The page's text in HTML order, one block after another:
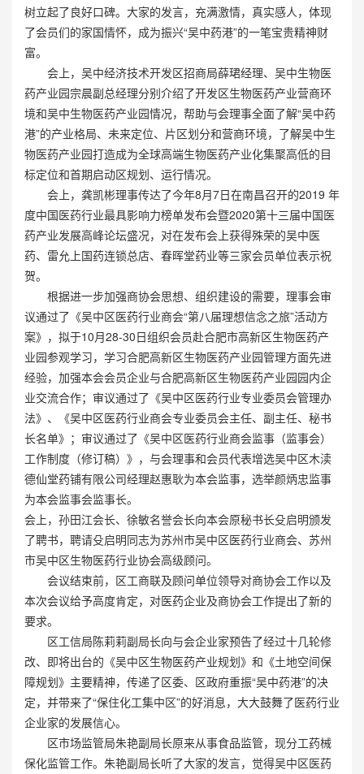
树立起了良好口碑。大家的发言，充满激情，真实感人，体现
了会员们的家国情怀，成为振兴“吴中药港”的一笔宝贵精神财
富。
会上，吴中经济技术开发区招商局薛珺经理、吴中生物医
药产业园宗晨副总经理分别介绍了开发区生物医药产业营商环
境和吴中生物医药产业园情况，帮助与会理事全面了解“吴中药
港”的产业格局、未来定位、片区划分和营商环境，了解吴中生
物医药产业园打造成为全球高端生物医药产业化集聚高低的目
标定位和首期启动区规划、运行情况。
会上，龚凯彬理事传达了今年8月7日在南昌召开的2019 年
度中国医药行业最具影响力榜单发布会暨2020第十三届中国医
药产业发展高峰论坛盛况，对在发布会上获得殊荣的吴中医
药、雷允上国药连锁总店、春晖堂药业等三家会员单位表示祝
贺。
根据进一步加强商协会思想、组织建设的需要，理事会审
议通过了《吴中区医药行业商会“第八届理想信念之旅”活动方
案》，拟于10月28-30日组织会员赴合肥市高新区生物医药产
业园参观学习，学习合肥高新区生物医药产业园管理方面先进
经验，加强本会会员企业与合肥高新区生物医药产业园园内企
业交流合作；审议通过了《吴中区医药行业专业委员会管理办
法》、《吴中区医药行业商会专业委员会主任、副主任、秘书
长名单》；审议通过了《吴中区医药行业商会监事（监事会）
工作制度（修订稿）》，与会理事和会员代表增选吴中区木渎
德仙堂药铺有限公司经理赵惠耿为本会监事，选举颜炳忠监事
为本会监事会监事长。
会上，孙田江会长、徐敏名誉会长向本会原秘书长殳启明颁发
了聘书，聘请殳启明同志为苏州市吴中区医药行业商会、苏州
市吴中区生物医药行业协会高级顾问。
会议结束前，区工商联及顾问单位领导对商协会工作以及
本次会议给予高度肯定，对医药企业及商协会工作提出了新的
要求。
区工信局陈莉莉副局长向与会企业家预告了经过十几轮修
改、即将出台的《吴中区生物医药产业规划》和《土地空间保
障规划》主要精神，传递了区委、区政府重振“吴中药港”的决
定，并带来了“保住化工集中区”的好消息，大大鼓舞了医药行业
企业家的发展信心。
区市场监管局朱艳副局长原来从事食品监管，现分工药械
保化监管工作。朱艳副局长听了大家的发言，觉得吴中区医药